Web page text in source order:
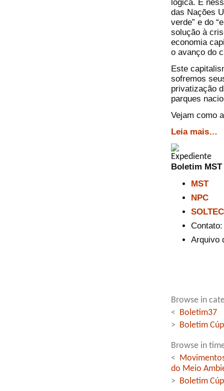
lógica. É
das Nações
verde” e do
solução à
economia
o avanço do
Este
sofremos
privatização
parques
Vejam como
Leia mais…
Boletim
MST
NPC
Arquivo
Browse in
<
Boletim37
>
Boletim
Browse in
<
do Meio
>
Boletim